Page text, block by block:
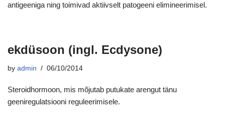
antigeeniga ning toimivad aktiivselt patogeeni elimineerimisel.
ekdüsoon (ingl. Ecdysone)
by admin 06/10/2014
Steroidhormoon, mis mõjutab putukate arengut tänu
geeniregulatsiooni reguleerimisele.